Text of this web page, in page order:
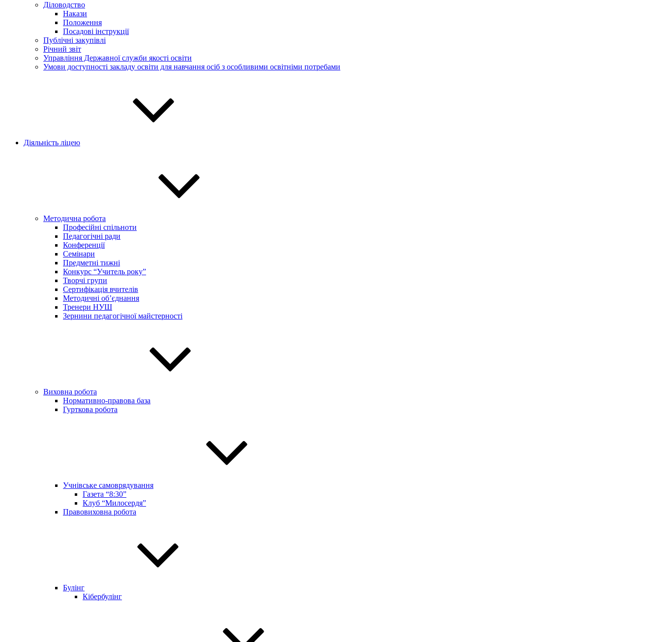
Діловодство
Накази
Положення
Посадові інструкції
Публічні закупівлі
Річний звіт
Управління Державної служби якості освіти
Умови доступності закладу освіти для навчання осіб з особливими освітніми потребами
Діяльність ліцею
Методична робота
Професійні спільноти
Педагогічні ради
Конференції
Семінари
Предметні тижні
Конкурс “Учитель року”
Творчі групи
Сертифікація вчителів
Методичні об’єднання
Тренери НУШ
Зернини педагогічної майстерності
Виховна робота
Нормативно-правова база
Гурткова робота
Учнівське самоврядування
Газета “8:30”
Клуб “Милосердя”
Правовиховна робота
Булінг
Кібербулінг